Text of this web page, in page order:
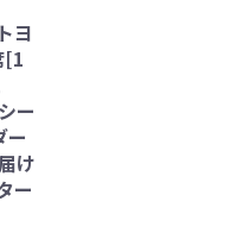
ヨ
[1
ー
ー
け
ー